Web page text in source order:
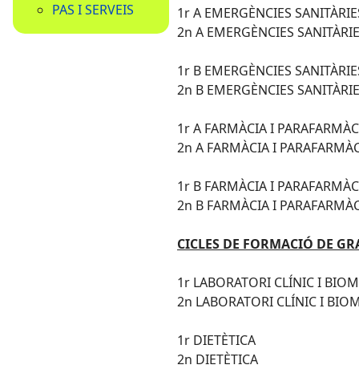
PAS I SERVEIS
1r A EMERGÈNCIES
2n A EMERGÈNCIES
1r B EMERGÈNCIES
2n B EMERGÈNCIES
1r A FARMÀCIA I
2n A FARMÀCIA I
1r B FARMÀCIA I
2n B FARMÀCIA I
CICLES DE FORMACIÓ DE
1r LABORATORI CLÍNIC I
2n LABORATORI CLÍNIC I
1r DIETÈTICA
2n DIETÈTICA